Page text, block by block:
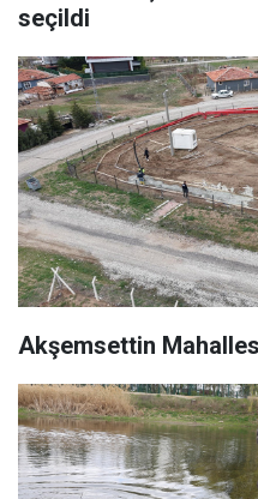
seçildi
Akşemsettin